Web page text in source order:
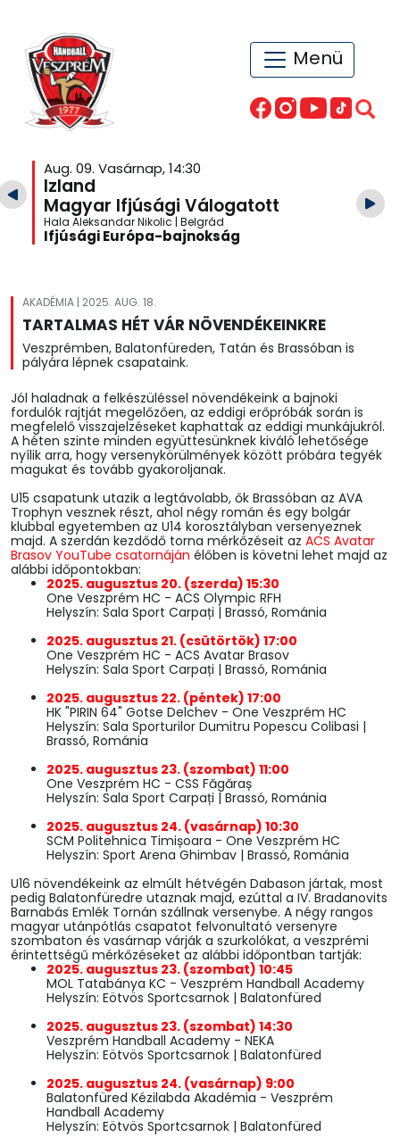
Menü
Aug. 09. Vasárnap, 14:30
Izland
Magyar Ifjúsági Válogatott
Hala Aleksandar Nikolic | Belgrád
Ifjúsági Európa-bajnokság
AKADÉMIA | 2025. AUG. 18.
TARTALMAS HÉT VÁR NÖVENDÉKEINKRE
Veszprémben, Balatonfüreden, Tatán és Brassóban is
pályára lépnek csapataink.
Jól haladnak a felkészüléssel növendékeink a bajnoki
fordulók rajtját megelőzően, az eddigi erőpróbák során is
megfelelő visszajelzéseket kaphattak az eddigi munkájukról.
A héten szinte minden együttesünknek kiváló lehetősége
nyílik arra, hogy versenykörülmények között próbára tegyék
magukat és tovább gyakoroljanak.
U15 csapatunk utazik a legtávolabb, ők Brassóban az AVA
Trophyn vesznek részt, ahol négy román és egy bolgár
klubbal egyetemben az U14 korosztályban versenyeznek
majd. A szerdán kezdődő torna mérkőzéseit az ACS Avatar
Brasov YouTube csatornáján élőben is követni lehet majd az
alábbi időpontokban:
2025. augusztus 20. (szerda) 15:30
One Veszprém HC - ACS Olympic RFH
Helyszín: Sala Sport Carpați | Brassó, Románia
2025. augusztus 21. (csütörtök) 17:00
One Veszprém HC - ACS Avatar Brasov
Helyszín: Sala Sport Carpați | Brassó, Románia
2025. augusztus 22. (péntek) 17:00
HK "PIRIN 64" Gotse Delchev - One Veszprém HC
Helyszín: Sala Sporturilor Dumitru Popescu Colibasi |
Brassó, Románia
2025. augusztus 23. (szombat) 11:00
One Veszprém HC - CSS Făgăraș
Helyszín: Sala Sport Carpați | Brassó, Románia
2025. augusztus 24. (vasárnap) 10:30
SCM Politehnica Timișoara - One Veszprém HC
Helyszín: Sport Arena Ghimbav | Brassó, Románia
U16 növendékeink az elmúlt hétvégén Dabason jártak, most
pedig Balatonfüredre utaznak majd, ezúttal a IV. Bradanovits
Barnabás Emlék Tornán szállnak versenybe. A négy rangos
magyar utánpótlás csapatot felvonultató versenyre
szombaton és vasárnap várják a szurkolókat, a veszprémi
érintettségű mérkőzéseket az alábbi időpontban tartják:
2025. augusztus 23. (szombat) 10:45
MOL Tatabánya KC - Veszprém Handball Academy
Helyszín: Eötvös Sportcsarnok | Balatonfüred
2025. augusztus 23. (szombat) 14:30
Veszprém Handball Academy - NEKA
Helyszín: Eötvös Sportcsarnok | Balatonfüred
2025. augusztus 24. (vasárnap) 9:00
Balatonfüred Kézilabda Akadémia - Veszprém
Handball Academy
Helyszín: Eötvös Sportcsarnok | Balatonfüred